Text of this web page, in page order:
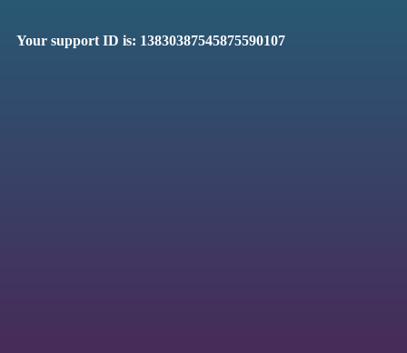
Your support ID is: 13830387545875590107